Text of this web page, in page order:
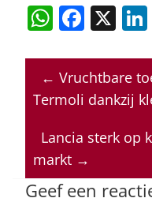
W
at
s
p
p
F
c
e
o
o
k
X
← Vruchtbare
Termoli dankzij
Lancia sterk op
markt →
Geef een